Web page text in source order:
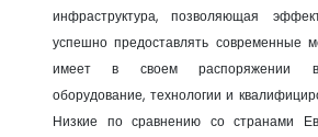
инфраструктура, позволяющая
успешно предоставлять современные
имеет в своем распоряжении
оборудование, технологии и
Низкие по сравнению со странами